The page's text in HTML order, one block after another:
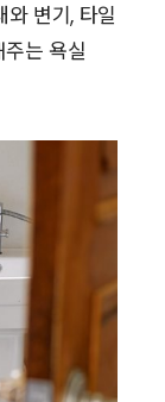
변기, 타일
는 욕실